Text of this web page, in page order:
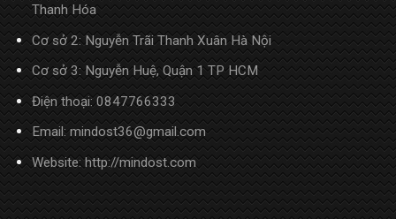
Thanh Hóa
Cơ sở 2: Nguyễn Trãi Thanh Xuân Hà Nội
Cơ sở 3: Nguyễn Huệ, Quận 1 TP HCM
Điện thoại:0847766333
Email: mindost36@gmail.com
Website: http://mindost.com